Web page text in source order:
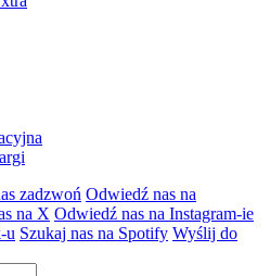
zadzwoń Odwiedź nas na
na X Odwiedź nas na Instagram-ie
u Szukaj nas na Spotify Wyślij do